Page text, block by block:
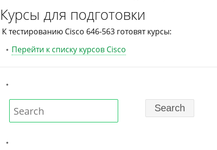
Курсы для подготовки
К тестированию Cisco 646-563 готовят курсы:
Перейти к списку курсов Cisco